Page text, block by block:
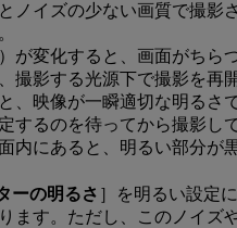
ノイズの少ない画質で撮影
が変化すると、画面がちら
撮影する光源下で撮影を再
、映像が一瞬適切な明るさ
するのを待ってから撮影し
内にあると、明るい部分が
ーの明るさ ］を明るい設定
ます。ただし、このノイズ